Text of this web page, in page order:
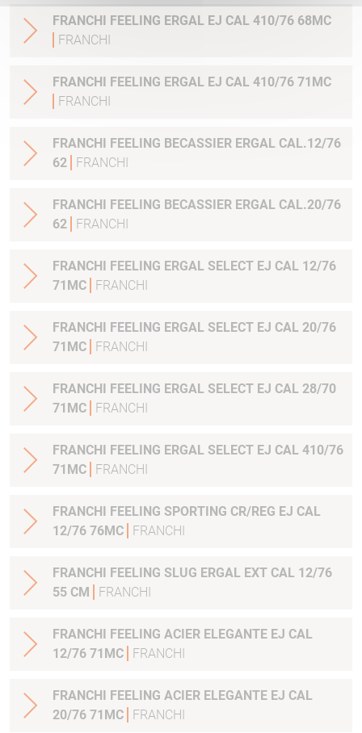
FRANCHI FEELING ERGAL EJ CAL 410/76 68MC
FRANCHI
FRANCHI FEELING ERGAL EJ CAL 410/76 71MC
FRANCHI
FRANCHI FEELING BECASSIER ERGAL CAL.12/76
62
FRANCHI
FRANCHI FEELING BECASSIER ERGAL CAL.20/76
62
FRANCHI
FRANCHI FEELING ERGAL SELECT EJ CAL 12/76
71MC
FRANCHI
FRANCHI FEELING ERGAL SELECT EJ CAL 20/76
71MC
FRANCHI
FRANCHI FEELING ERGAL SELECT EJ CAL 28/70
71MC
FRANCHI
FRANCHI FEELING ERGAL SELECT EJ CAL 410/76
71MC
FRANCHI
FRANCHI FEELING SPORTING CR/REG EJ CAL
12/76 76MC
FRANCHI
FRANCHI FEELING SLUG ERGAL EXT CAL 12/76
55 CM
FRANCHI
FRANCHI FEELING ACIER ELEGANTE EJ CAL
12/76 71MC
FRANCHI
FRANCHI FEELING ACIER ELEGANTE EJ CAL
20/76 71MC
FRANCHI